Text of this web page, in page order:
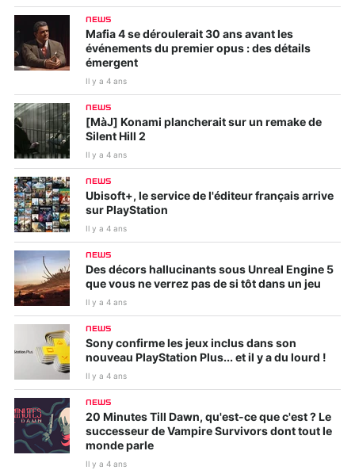
NEWS
Mafia 4 se déroulerait 30 ans avant les
événements du premier opus : des détails
émergent
Il y a 4 ans
NEWS
[MàJ] Konami plancherait sur un remake de
Silent Hill 2
Il y a 4 ans
NEWS
Ubisoft+, le service de l'éditeur français arrive
sur PlayStation
Il y a 4 ans
NEWS
Des décors hallucinants sous Unreal Engine 5
que vous ne verrez pas de si tôt dans un jeu
Il y a 4 ans
NEWS
Sony confirme les jeux inclus dans son
nouveau PlayStation Plus... et il y a du lourd !
Il y a 4 ans
NEWS
20 Minutes Till Dawn, qu'est-ce que c'est ? Le
successeur de Vampire Survivors dont tout le
monde parle
Il y a 4 ans